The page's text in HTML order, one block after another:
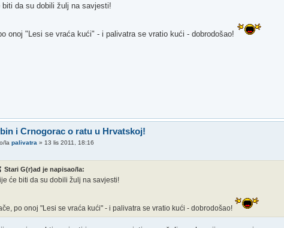
biti da su dobili žulj na savjesti!
onoj "Lesi se vraća kući" - i palivatra se vratio kući - dobrodošao!
i Crnogorac o ratu u Hrvatskoj!
lapalivatra » 13 lis 2011, 18:16
Stari G(r)ad je napisao/la:
će biti da su dobili žulj na savjesti!
po onoj "Lesi se vraća kući" - i palivatra se vratio kući - dobrodošao!